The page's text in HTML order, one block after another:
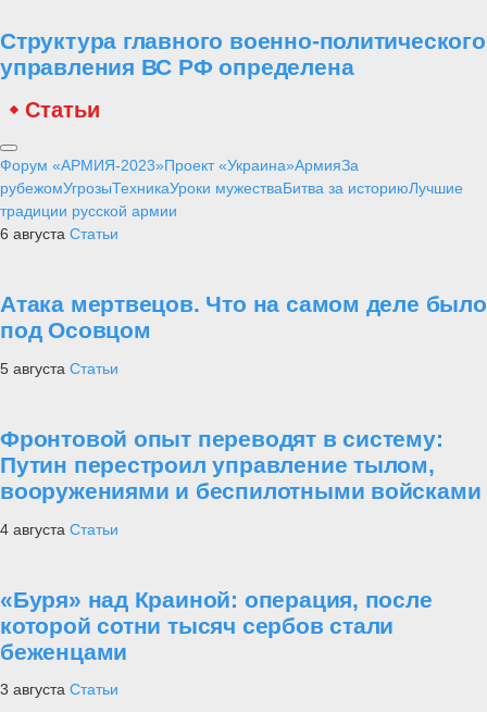
Структура главного военно-политического
управления ВС РФ определена
Статьи
Форум «АРМИЯ-2023»Проект «Украина»АрмияЗа
рубежомУгрозыТехникаУроки мужестваБитва за историюЛучшие
традиции русской армии
6 августа Статьи
Атака мертвецов. Что на самом деле было
под Осовцом
5 августа Статьи
Фронтовой опыт переводят в систему:
Путин перестроил управление тылом,
вооружениями и беспилотными войсками
4 августа Статьи
«Буря» над Краиной: операция, после
которой сотни тысяч сербов стали
беженцами
3 августа Статьи